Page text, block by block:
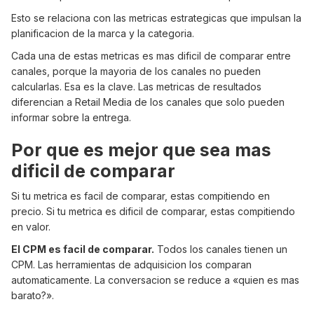
Esto se relaciona con las metricas estrategicas que impulsan la
planificacion de la marca y la categoria.
Cada una de estas metricas es mas dificil de comparar entre
canales, porque la mayoria de los canales no pueden
calcularlas. Esa es la clave. Las metricas de resultados
diferencian a Retail Media de los canales que solo pueden
informar sobre la entrega.
Por que es mejor que sea mas
dificil de comparar
Si tu metrica es facil de comparar, estas compitiendo en
precio. Si tu metrica es dificil de comparar, estas compitiendo
en valor.
El CPM es facil de comparar. Todos los canales tienen un
CPM. Las herramientas de adquisicion los comparan
automaticamente. La conversacion se reduce a «quien es mas
barato?».